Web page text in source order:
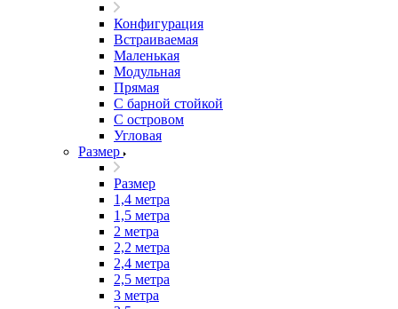
Конфигурация
Встраиваемая
Маленькая
Модульная
Прямая
С барной стойкой
С островом
Угловая
Размер
Размер
1,4 метра
1,5 метра
2 метра
2,2 метра
2,4 метра
2,5 метра
3 метра